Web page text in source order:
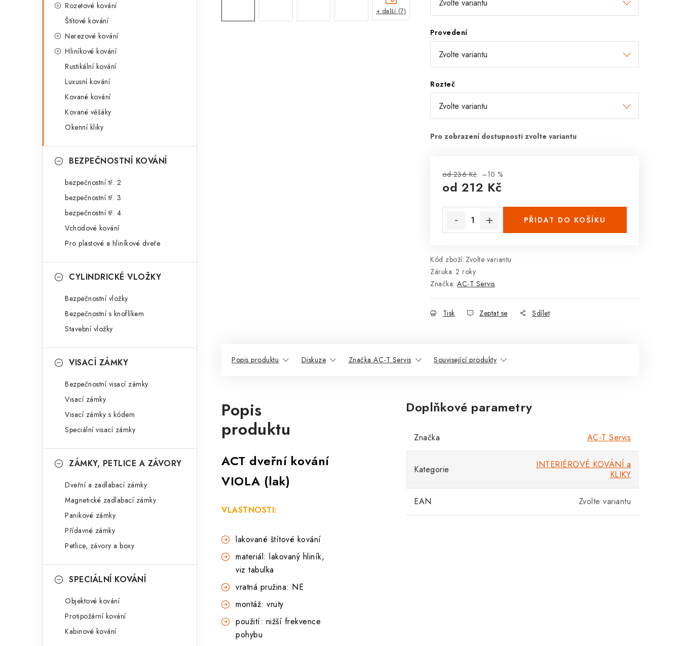
Rozetové kování
Štítové kování
Nerezové kování
Hliníkové kování
Rustikální kování
Luxusní kování
Kované kování
Kované věšáky
Okenní kliky
BEZPEČNOSTNÍ KOVÁNÍ
bezpečnostní tř. 2
bezpečnostní tř. 3
bezpečnostní tř. 4
Vchodové kování
Pro plastové a hliníkové dveře
CYLINDRICKÉ VLOŽKY
Bezpečnostní vložky
Bezpečnostní s knoflíkem
Stavební vložky
VISACÍ ZÁMKY
Bezpečnostní visací zámky
Visací zámky
Visací zámky s kódem
Speciální visací zámky
ZÁMKY, PETLICE A ZÁVORY
Dveřní a zadlabací zámky
Magnetické zadlabací zámky
Panikové zámky
Přídavné zámky
Petlice, závory a boxy
SPECIÁLNÍ KOVÁNÍ
Objektové kování
Protipožární kování
Kabinové kování
Provedení
Rozteč
od 236 Kč –10 %
od 212 Kč
PŘIDAT DO KOŠÍKU
Kód zboží: Zvolte variantu
Záruka: 2 roky
Značka: AC-T Servis
Tisk Zeptat se Sdílet
+ další (7)
Popis produktu Diskuze Značka AC-T Servis Související produkty
Popis
produktu
ACT dveřní kování
VIOLA (lak)
VLASTNOSTI:
lakované štítové kování
materiál: lakovaný hliník,
viz tabulka
vratná pružina: NE
montáž: vruty
použití: nižší frekvence
pohybu
Doplňkové parametry
Značka AC-T Servis
Kategorie
INTERIÉROVÉ KOVÁNÍ a
KLIKY
EAN Zvolte variantu